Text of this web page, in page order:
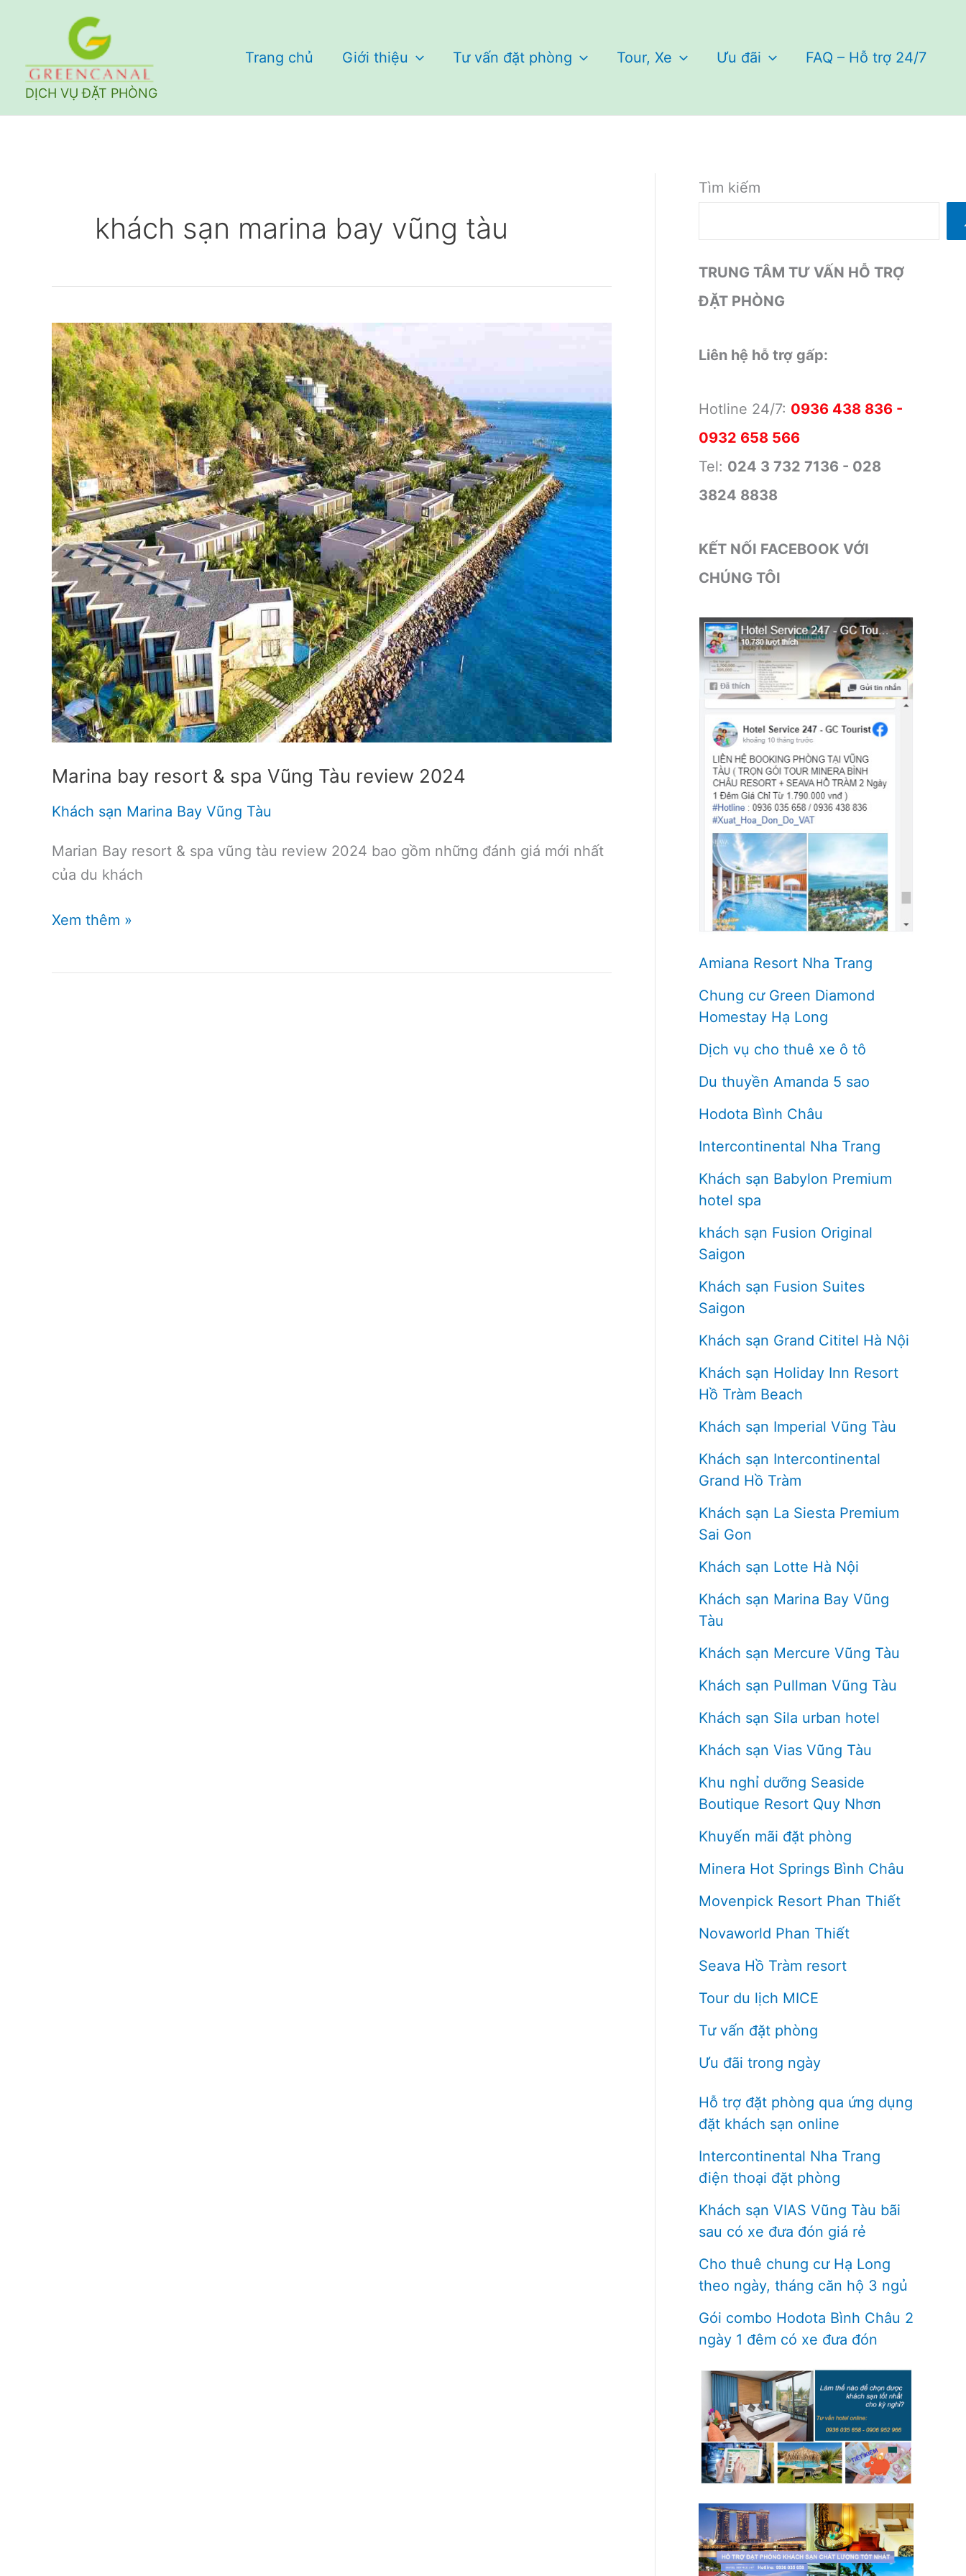
dung
DỊCH VỤ ĐẶT PHÒNG
Trang chủ Giới thiệu Tư vấn đặt phòng Tour, Xe Ưu đãi FAQ – Hỗ trợ 24/7
khách sạn marina bay vũng tàu
Marina bay resort & spa Vũng Tàu review 2024
Khách sạn Marina Bay Vũng Tàu
Marian Bay resort & spa vũng tàu review 2024 bao gồm những đánh giá mới nhất
của du khách
Marina
Xem thêm »
Tìm kiếm
TRUNG TÂM TƯ VẤN HỖ TRỢ
ĐẶT PHÒNG
Liên hệ hỗ trợ gấp:
Hotline 24/7: 0936 438 836 -
0932 658 566
Tel: 024 3 732 7136 - 028
3824 8838
KẾT NỐI FACEBOOK VỚI
CHÚNG TÔI
Amiana Resort Nha Trang
Chung cư Green Diamond
Homestay Hạ Long
Dịch vụ cho thuê xe ô tô
Du thuyền Amanda 5 sao
Hodota Bình Châu
Intercontinental Nha Trang
Khách sạn Babylon Premium
hotel spa
khách sạn Fusion Original
Saigon
Khách sạn Fusion Suites
Saigon
Khách sạn Grand Cititel Hà Nội
Khách sạn Holiday Inn Resort
Hồ Tràm Beach
Khách sạn Imperial Vũng Tàu
Khách sạn Intercontinental
Grand Hồ Tràm
Khách sạn La Siesta Premium
Sai Gon
Khách sạn Lotte Hà Nội
Khách sạn Marina Bay Vũng
Tàu
Khách sạn Mercure Vũng Tàu
Khách sạn Pullman Vũng Tàu
Khách sạn Sila urban hotel
Khách sạn Vias Vũng Tàu
Khu nghỉ dưỡng Seaside
Boutique Resort Quy Nhơn
Khuyến mãi đặt phòng
Minera Hot Springs Bình Châu
Movenpick Resort Phan Thiết
Novaworld Phan Thiết
Seava Hồ Tràm resort
Tour du lịch MICE
Tư vấn đặt phòng
Ưu đãi trong ngày
Hỗ trợ đặt phòng qua ứng dụng
đặt khách sạn online
Intercontinental Nha Trang
điện thoại đặt phòng
Khách sạn VIAS Vũng Tàu bãi
sau có xe đưa đón giá rẻ
Cho thuê chung cư Hạ Long
theo ngày, tháng căn hộ 3 ngủ
Gói combo Hodota Bình Châu 2
ngày 1 đêm có xe đưa đón